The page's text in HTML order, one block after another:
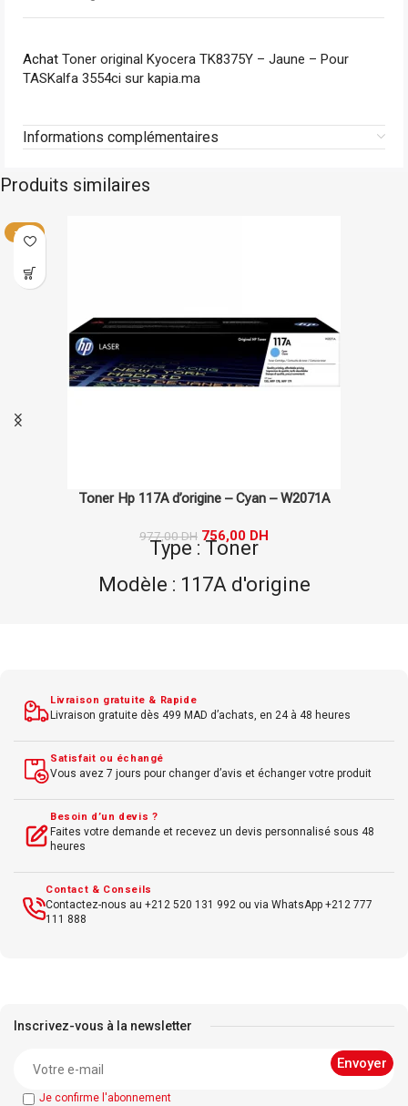
Achat Toner original Kyocera TK8375Y – Jaune – Pour
TASKalfa 3554ci sur kapia.ma
Informations complémentaires
Produits similaires
-23%
Toner Hp 117A d’origine – Cyan – W2071A
Hp
977,00DH 756,00 DH
Type : Toner
Modèle : 117A d'origine
Livraison gratuite & Rapide
Livraison gratuite dès 499 MAD d’achats, en 24 à 48 heures
Satisfait ou échangé
Vous avez 7 jours pour changer d’avis et échanger votre produit
Besoin d’un devis ?
Faites votre demande et recevez un devis personnalisé sous 48
heures
Contact & Conseils
Contactez-nous au +212 520 131 992 ou via WhatsApp +212 777
111 888
Inscrivez-vous à la newsletter
Je confirme l'abonnement